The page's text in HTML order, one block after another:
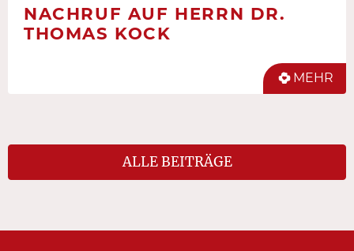
NACHRUF AUF HERRN DR.
THOMAS KOCK
MEHR
ALLE BEITRÄGE